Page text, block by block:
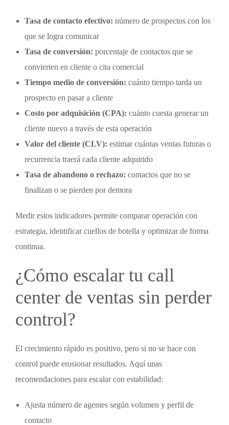
Tasa de contacto efectivo: número de prospectos con los
que se logra comunicar
Tasa de conversión: porcentaje de contactos que se
convierten en cliente o cita comercial
Tiempo medio de conversión: cuánto tiempo tarda un
prospecto en pasar a cliente
Costo por adquisición (CPA): cuánto cuesta generar un
cliente nuevo a través de esta operación
Valor del cliente (CLV): estimar cuántas ventas futuras o
recurrencia traerá cada cliente adquirido
Tasa de abandono o rechazo: contactos que no se
finalizan o se pierden por demora
Medir estos indicadores permite comparar operación con
estrategia, identificar cuellos de botella y optimizar de forma
continua.
¿Cómo escalar tu call
center de ventas sin perder
control?
El crecimiento rápido es positivo, pero si no se hace con
control puede erosionar resultados. Aquí unas
recomendaciones para escalar con estabilidad:
Ajusta número de agentes según volumen y perfil de
contacto